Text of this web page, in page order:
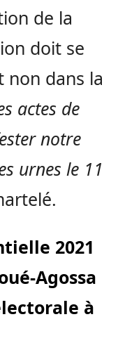
de la
doit se
non dans la
actes de
notre
urnes le 11
2021
Agossa
à